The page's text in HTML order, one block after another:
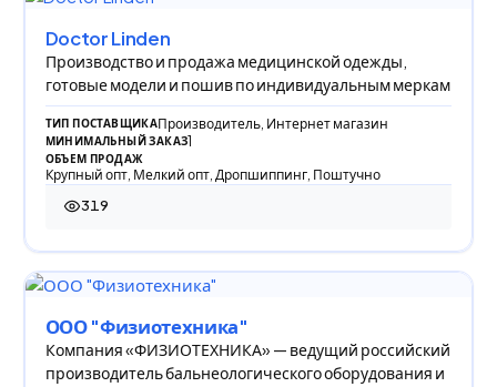
Doctor Linden
Производство и продажа медицинской одежды,
готовые модели и пошив по индивидуальным меркам
ТИП ПОСТАВЩИКАПроизводитель, Интернет магазин
МИНИМАЛЬНЫЙ ЗАКАЗ1
ОБЪЕМ ПРОДАЖ
Крупный опт, Мелкий опт, Дропшиппинг, Поштучно
319
319 просмотров
ООО "Физиотехника"
Компания «ФИЗИОТЕХНИКА» — ведущий российский
производитель бальнеологического оборудования и